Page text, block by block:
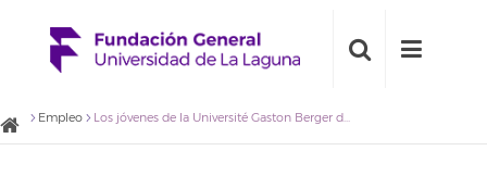
Empleo Los jóvenes de la Université Gaston Berger de Senegal presentaron sus proyectos empresariales desarrollados con el apoyo de la ULL